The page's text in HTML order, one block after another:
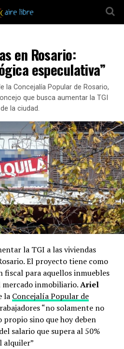
en Rosario:
especulativa”
la Concejalía Popular de Rosario,
que busca aumentar la TGI
la ciudad.
la TGI a las viviendas
El proyecto tiene como
fiscal para aquellos inmuebles
inmobiliario.Ariel
la Concejalía Popular de
“no solamente no
propio sino que hoy deben
salario que supera al 50%
alquiler”